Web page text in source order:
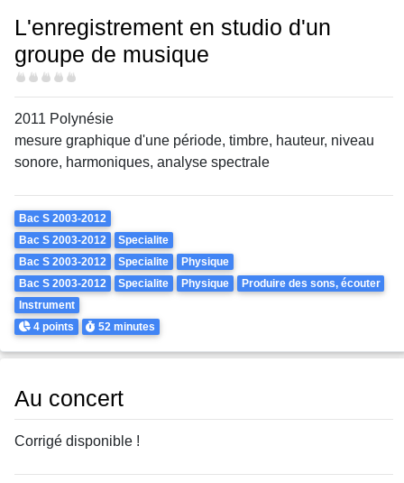
L'enregistrement en studio d'un
groupe de musique
Difficulté
2011 Polynésie
mesure graphique d'une période, timbre, hauteur, niveau
sonore, harmoniques, analyse spectrale
Theme
Bac S 2003-2012
Bac S 2003-2012
Specialite
Bac S 2003-2012
Specialite
Physique
Bac S 2003-2012
Specialite Physique
Produire des sons, écouter
Instrument
Points
4 points Durée
52 minutes
Au concert
Corrigé disponible !